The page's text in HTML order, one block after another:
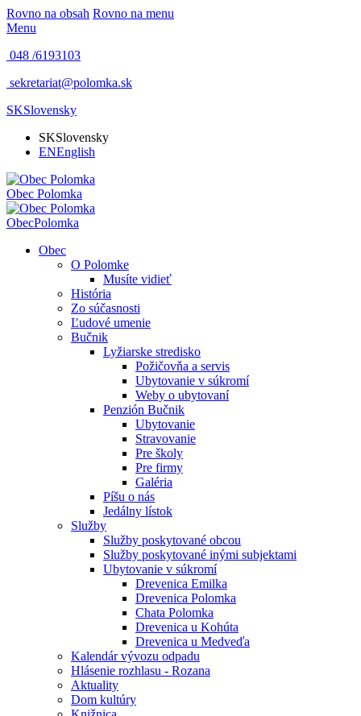
Rovno na obsah Rovno na menu
Menu
048 /6193103
sekretariat@polomka.sk
SKSlovensky
SKSlovensky
ENEnglish
Obec Polomka
ObecPolomka
Obec
O Polomke
Musíte vidieť
História
Zo súčasnosti
Ľudové umenie
Bučnik
Lyžiarske stredisko
Požičovňa a servis
Ubytovanie v súkromí
Weby o ubytovaní
Penzión Bučnik
Ubytovanie
Stravovanie
Pre školy
Pre firmy
Galéria
Píšu o nás
Jedálny lístok
Služby
Služby poskytované obcou
Služby poskytované inými subjektami
Ubytovanie v súkromí
Drevenica Emilka
Drevenica Polomka
Chata Polomka
Drevenica u Kohúta
Drevenica u Medveďa
Kalendár vývozu odpadu
Hlásenie rozhlasu - Rozana
Aktuality
Dom kultúry